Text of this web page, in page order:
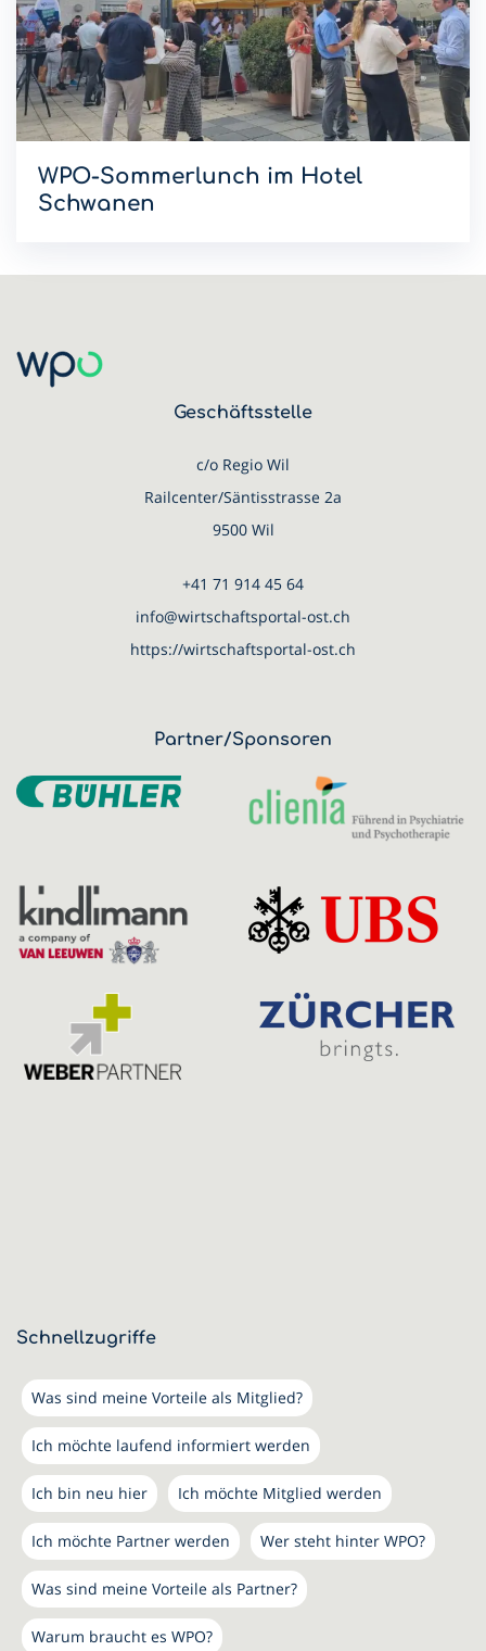
WPO-Sommerlunch im Hotel
Schwanen
Geschäftsstelle
c/o Regio Wil
Railcenter/Säntisstrasse 2a
9500 Wil
+41 71 914 45 64
info@wirtschaftsportal-ost.ch
https://wirtschaftsportal-ost.ch
Partner/Sponsoren
Schnellzugriffe
Was sind meine Vorteile als Mitglied?
Ich möchte laufend informiert werden
Ich bin neu hier Ich möchte Mitglied werden
Ich möchte Partner werden Wer steht hinter WPO?
Was sind meine Vorteile als Partner?
Warum braucht es WPO?